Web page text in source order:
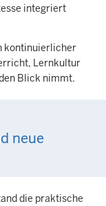
integriert
kontinuierlicher
Lernkultur
Blick nimmt.
neue
die praktische